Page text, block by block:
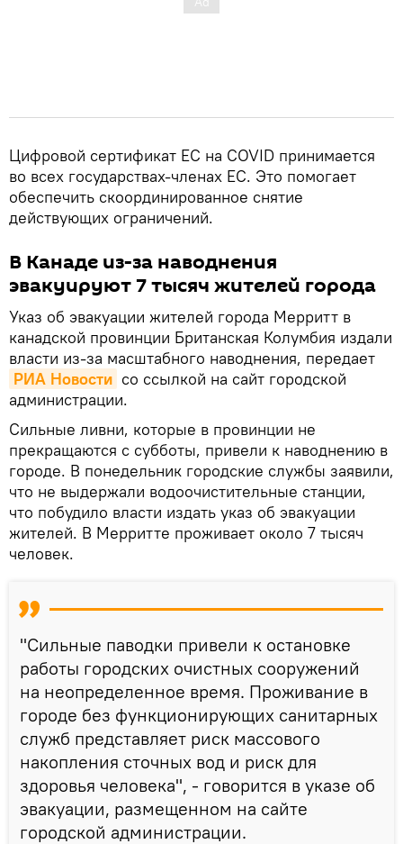
Цифровой сертификат ЕС на COVID принимается
во всех государствах-членах ЕС. Это помогает
обеспечить скоординированное снятие
действующих ограничений.
В Канаде из-за наводнения
эвакуируют 7 тысяч жителей города
Указ об эвакуации жителей города Мерритт в
канадской провинции Британская Колумбия издали
власти из-за масштабного наводнения, передает
РИА Новости со ссылкой на сайт городской
администрации.
Сильные ливни, которые в провинции не
прекращаются с субботы, привели к наводнению в
городе. В понедельник городские службы заявили,
что не выдержали водоочистительные станции,
что побудило власти издать указ об эвакуации
жителей. В Мерритте проживает около 7 тысяч
человек.
"Сильные паводки привели к остановке
работы городских очистных сооружений
на неопределенное время. Проживание в
городе без функционирующих санитарных
служб представляет риск массового
накопления сточных вод и риск для
здоровья человека", - говорится в указе об
эвакуации, размещенном на сайте
городской администрации.